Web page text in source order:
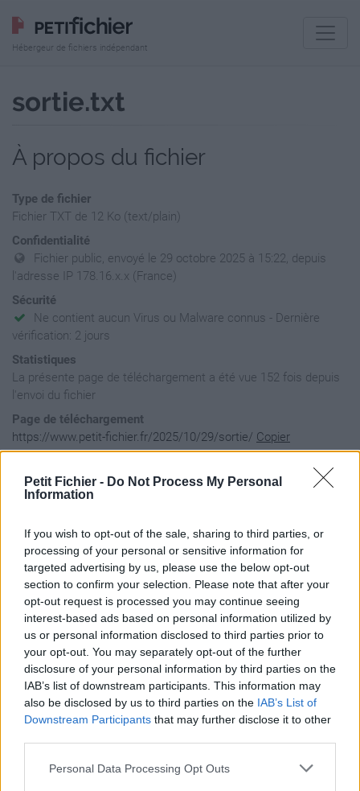
Petit Fichier - Do Not Process My Personal
Information
If you wish to opt-out of the sale, sharing to third parties, or
processing of your personal or sensitive information for
targeted advertising by us, please use the below opt-out
section to confirm your selection. Please note that after your
opt-out request is processed you may continue seeing
interest-based ads based on personal information utilized by
us or personal information disclosed to third parties prior to
your opt-out. You may separately opt-out of the further
disclosure of your personal information by third parties on the
IAB’s list of downstream participants. This information may
also be disclosed by us to third parties on the IAB’s List of
Downstream Participants that may further disclose it to other
Personal Data Processing Opt Outs
Hébergeur de fichiers indépendant
sortie.txt
À propos du fichier
Type de fichier
Fichier TXT de 12 Ko (text/plain)
Confidentialité
Fichier public, envoyé le 29 octobre 2025 à 15:22, depuis
l'adresse IP 178.16.x.x (France)
Sécurité
Ne contient aucun Virus ou Malware connus - Dernière
vérification: 2 jours
Statistiques
La présente page de téléchargement a été vue 152 fois depuis
l'envoi du fichier
Page de téléchargement
https://www.petit-fichier.fr/2025/10/29/sortie/ Copier
Aperçu du fichier